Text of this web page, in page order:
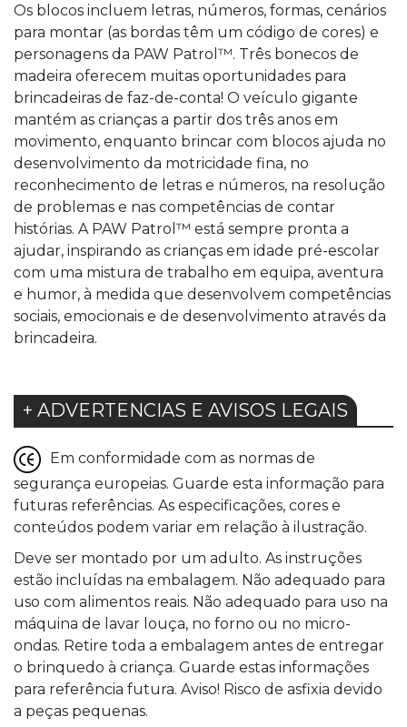
Os blocos incluem letras, números, formas, cenários
para montar (as bordas têm um código de cores) e
personagens da PAW Patrol™. Três bonecos de
madeira oferecem muitas oportunidades para
brincadeiras de faz-de-conta! O veículo gigante
mantém as crianças a partir dos três anos em
movimento, enquanto brincar com blocos ajuda no
desenvolvimento da motricidade fina, no
reconhecimento de letras e números, na resolução
de problemas e nas competências de contar
histórias. A PAW Patrol™ está sempre pronta a
ajudar, inspirando as crianças em idade pré-escolar
com uma mistura de trabalho em equipa, aventura
e humor, à medida que desenvolvem competências
sociais, emocionais e de desenvolvimento através da
brincadeira.
+ ADVERTENCIAS E AVISOS LEGAIS
Em conformidade com as normas de
segurança europeias. Guarde esta informação para
futuras referências. As especificações, cores e
conteúdos podem variar em relação à ilustração.
Deve ser montado por um adulto. As instruções
estão incluídas na embalagem. Não adequado para
uso com alimentos reais. Não adequado para uso na
máquina de lavar louça, no forno ou no micro-
ondas. Retire toda a embalagem antes de entregar
o brinquedo à criança. Guarde estas informações
para referência futura. Aviso! Risco de asfixia devido
a peças pequenas.